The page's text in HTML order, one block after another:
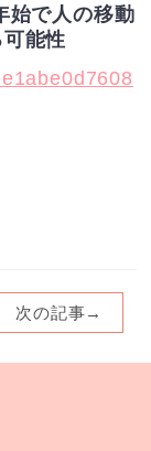
始で人の移動
能性
次の記事→